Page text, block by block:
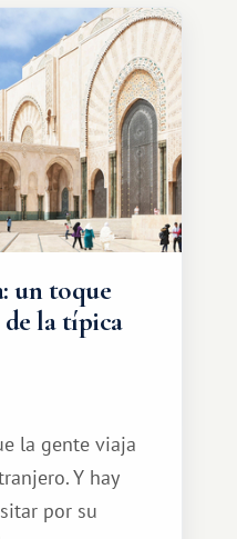
un toque
la típica
la gente viaja
Y hay
por su